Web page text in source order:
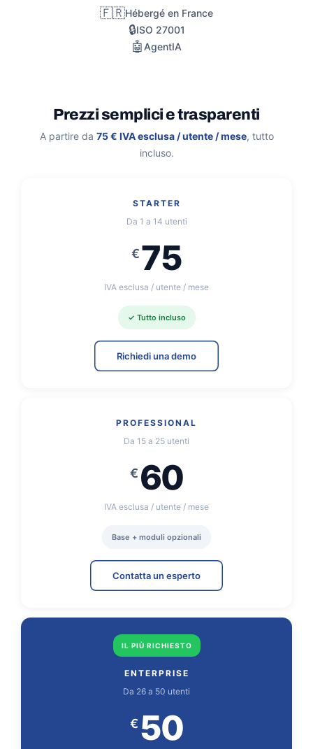
🇫🇷Hébergé en France
🔒ISO 27001
🤖 AgentIA
Prezzi semplici e trasparenti
A partire da 75 € IVA esclusa / utente / mese, tutto
incluso.
STARTER
Da 1 a 14 utenti
€75
IVA esclusa / utente / mese
✓ Tutto incluso
Richiedi una demo
PROFESSIONAL
Da 15 a 25 utenti
€ 60
IVA esclusa / utente / mese
Base + moduli opzionali
Contatta un esperto
IL PIÙ RICHIESTO
ENTERPRISE
Da 26 a 50 utenti
€ 50